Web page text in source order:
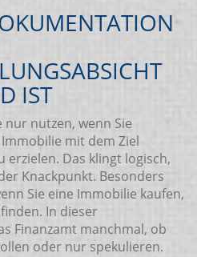
IST
nur nutzen, wenn Sie
mit dem Ziel
erzielen. Das klingt logisch,
Knackpunkt. Besonders
Sie eine Immobilie kaufen,
In dieser
Finanzamt manchmal, ob
oder nur spekulieren.